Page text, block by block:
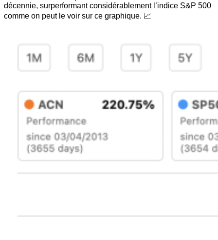
décennie, surperformant considérablement l’indice S&P 500
comme on peut le voir sur ce graphique. 📈